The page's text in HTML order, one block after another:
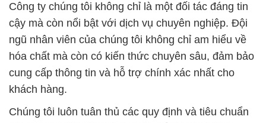
Công ty chúng tôi không chỉ là một đối tác đáng tin
cậy mà còn nổi bật với dịch vụ chuyên nghiệp. Đội
ngũ nhân viên của chúng tôi không chỉ am hiểu về
hóa chất mà còn có kiến thức chuyên sâu, đảm bảo
cung cấp thông tin và hỗ trợ chính xác nhất cho
khách hàng.
Chúng tôi luôn tuân thủ các quy định và tiêu chuẩn